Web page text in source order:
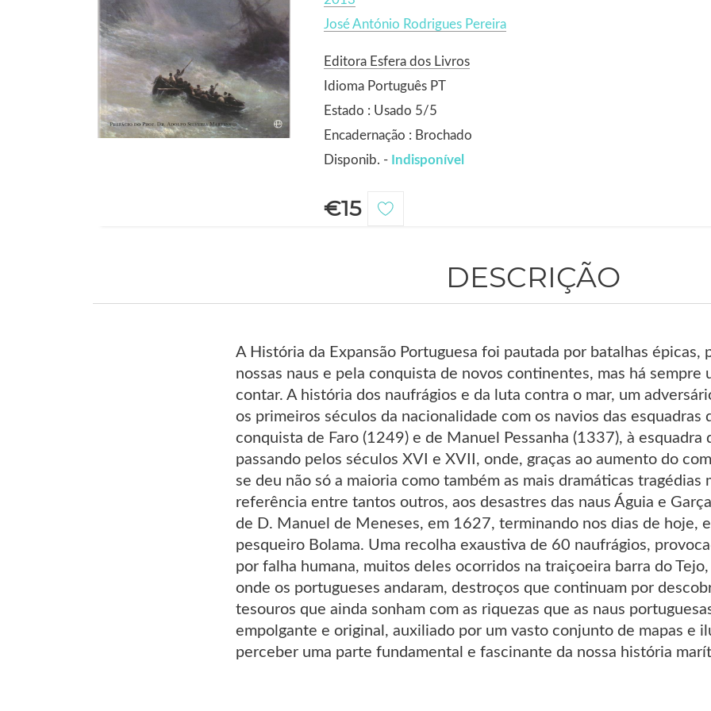
José António Rodrigues Pereira
Editora Esfera dos Livros
Idioma Português PT
Estado : Usado 5/5
Encadernação : Brochado
Disponib. - Indisponível
€15
DESCRIÇÃO
A História da Expansão Portuguesa foi pautada por batalhas épicas,
nossas naus e pela conquista de novos continentes, mas há sempre
contar. A história dos naufrágios e da luta contra o mar, um
os primeiros séculos da nacionalidade com os navios das esquadras
conquista de Faro (1249) e de Manuel Pessanha (1337), à
passando pelos séculos XVI e XVII, onde, graças ao aumento do
se deu não só a maioria como também as mais dramáticas tragédias
referência entre tantos outros, aos desastres das naus Águia e
de D. Manuel de Meneses, em 1627, terminando nos dias de hoje,
pesqueiro Bolama. Uma recolha exaustiva de 60 naufrágios,
por falha humana, muitos deles ocorridos na traiçoeira barra do
onde os portugueses andaram, destroços que continuam por
tesouros que ainda sonham com as riquezas que as naus
empolgante e original, auxiliado por um vasto conjunto de mapas e
perceber uma parte fundamental e fascinante da nossa história